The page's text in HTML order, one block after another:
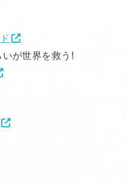
いが世界を救う!